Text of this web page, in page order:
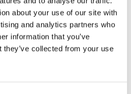
about your use of our site with
and analytics partners who
information that you’ve
they’ve collected from your use
åland
långnäs färjeterminal